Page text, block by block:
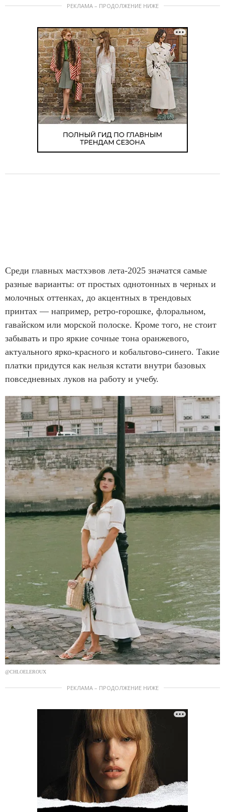
РЕКЛАМА – ПРОДОЛЖЕНИЕ НИЖЕ
Среди главных мастхэвов лета-2025 значатся самые
разные варианты: от простых однотонных в черных и
молочных оттенках, до акцентных в трендовых
принтах — например, ретро-горошке, флоральном,
гавайском или морской полоске. Кроме того, не стоит
забывать и про яркие сочные тона оранжевого,
актуального ярко-красного и кобальтово-синего. Такие
платки придутся как нельзя кстати внутри базовых
повседневных луков на работу и учебу.
@CHLOELEROUX
РЕКЛАМА – ПРОДОЛЖЕНИЕ НИЖЕ